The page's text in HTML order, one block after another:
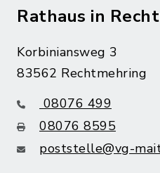
Rathaus in
Korbiniansweg 3
83562 Rechtmehring
08076 499
08076 8595
poststelle@vg-